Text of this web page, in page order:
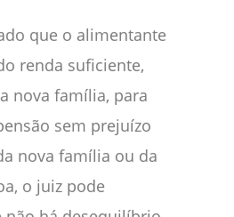
que o alimentante
renda suficiente,
nova família, para
sem prejuízo
nova família ou da
o juiz pode